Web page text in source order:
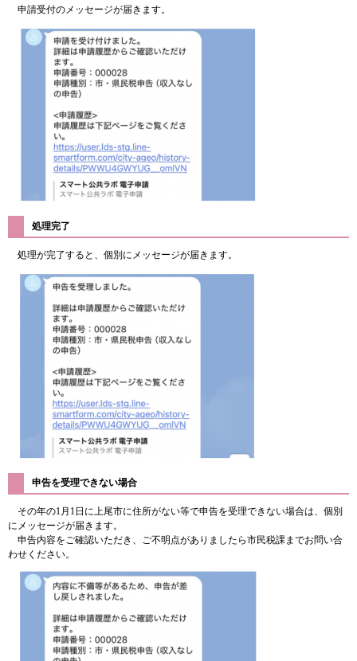
申請受付のメッセージが届きます。
処理完了
処理が完了すると、個別にメッセージが届きます。
申告を受理できない場合
その年の1月1日に上尾市に住所がない等で申告を受理できない場合は、個別
にメッセージが届きます。
申告内容をご確認いただき、ご不明点がありましたら市民税課までお問い合
わせください。